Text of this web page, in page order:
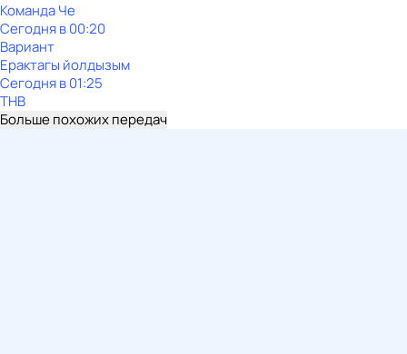
Команда Че
Сегодня в 00:20
Вариант
Ерактагы йолдызым
Сегодня в 01:25
ТНВ
Больше похожих передач